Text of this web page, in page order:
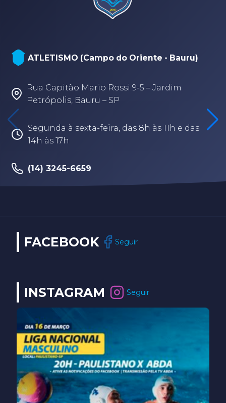
ATLETISMO (Campo do Oriente - Bauru)
Rua Capitão Mario Rossi 9-5 – Jardim
Petrópolis, Bauru – SP
Segunda à sexta-feira, das 8h às 11h e das
14h às 17h
(14) 3245-6659
FACEBOOK Seguir
INSTAGRAM Seguir